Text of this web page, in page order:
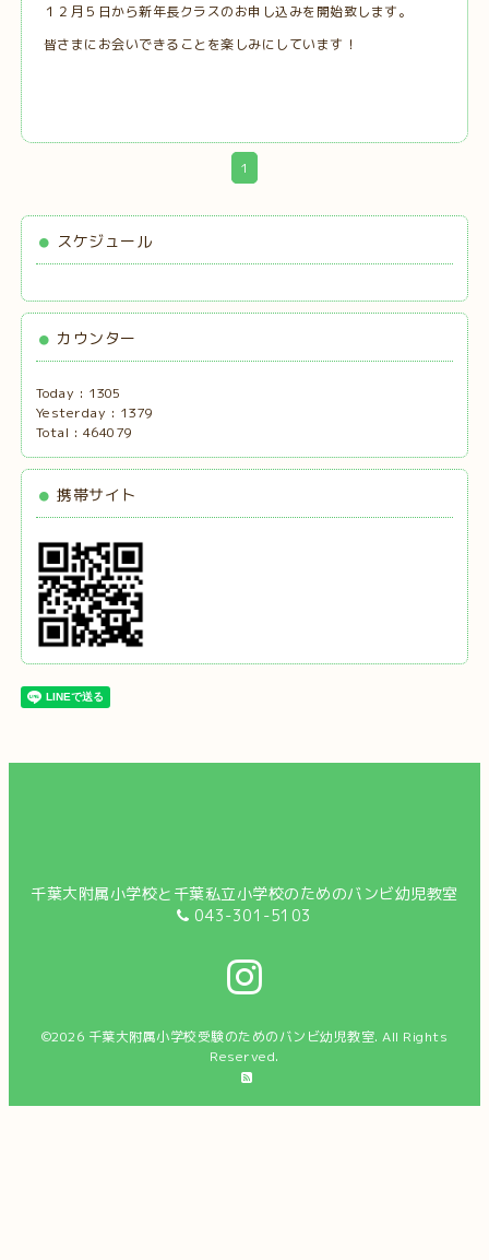
１２月５日から新年長クラスのお申し込みを開始致します。
皆さまにお会いできることを楽しみにしています！
1
スケジュール
カウンター
Today : 1305
Yesterday : 1379
Total : 464079
携帯サイト
千葉大附属小学校と千葉私立小学校のためのバンビ幼児教室
043-301-5103
©2026 千葉大附属小学校受験のためのバンビ幼児教室. All Rights
Reserved.